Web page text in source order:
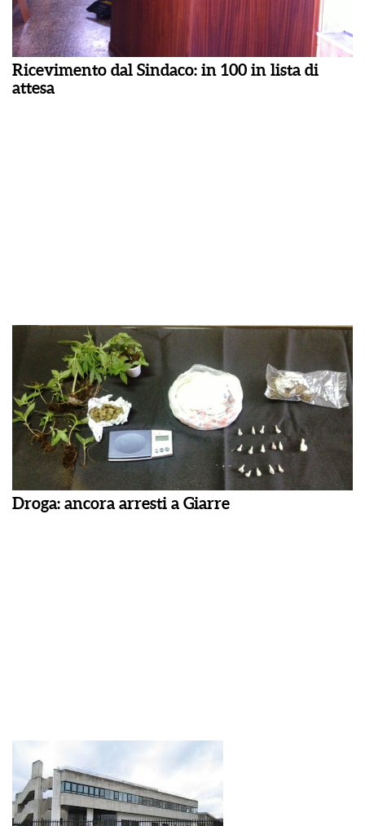
Ricevimento dal Sindaco: in 100 in lista di
attesa
Droga: ancora arresti a Giarre